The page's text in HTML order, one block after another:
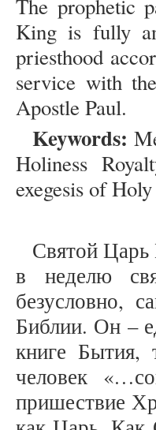
The prophetic
King is fully
priesthood
service with
Apostle Paul.
Keywords:
Holiness
exegesis of
Святой
в неделю
безусловно,
Библии. Он –
книге Бытия,
человек
пришествие